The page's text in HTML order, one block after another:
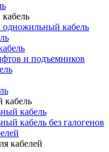
кабель
и подъемников
кабель
кабель
кабель без галогенов
кабелей